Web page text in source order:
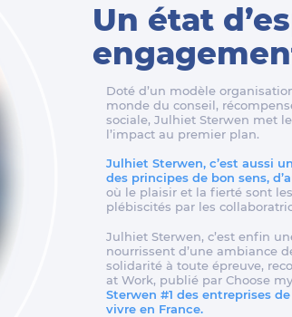
Un état
Doté d’un modèle
monde du conseil,
sociale, Julhiet Sterwen met
l’impact au premier plan.
Julhiet Sterwen, c’est aussi
des principes de bon sens,
où le plaisir et la fierté sont
plébiscités par les
Julhiet Sterwen, c’est enfin
nourrissent d’une ambiance
solidarité à toute épreuve,
at Work, publié par Choose
Sterwen #1 des entreprises
vivre en France.